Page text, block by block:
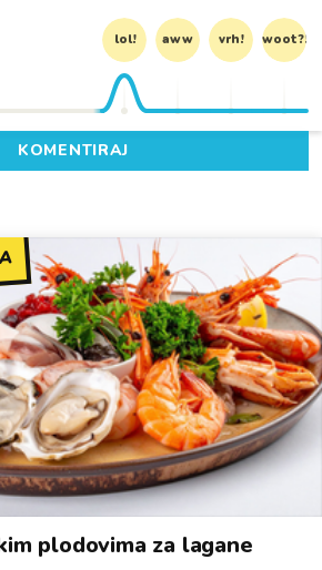
lol! aww vrh! woot?!
KOMENTIRAJ
plodovima za lagane